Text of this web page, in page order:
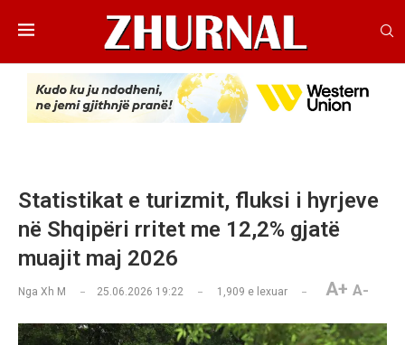
Statistikat e turizmit, fluksi i hyrjeve
në Shqipëri rritet me 12,2% gjatë
muajit maj 2026
Nga Xh M 25.06.2026 19:22 1,909 e lexuar A+ A-